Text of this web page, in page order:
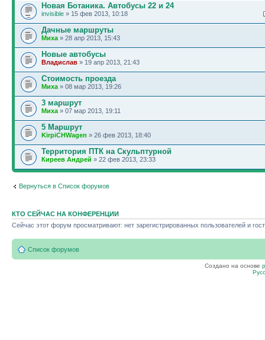
Новая Ботаника. Автобусы 22 и 24
invisible » 15 фев 2013, 10:18
Дачные маршруты
Миха » 28 апр 2013, 15:43
Новые автобусы
Владислав » 19 апр 2013, 21:43
Стоимость проезда
Миха » 08 мар 2013, 19:26
3 маршрут
Миха » 07 мар 2013, 19:11
5 Маршрут
KirpiCHWagen » 26 фев 2013, 18:40
Территория ПТК на Скульптурной
Киреев Андрей » 22 фев 2013, 23:33
Вернуться в Список форумов
КТО СЕЙЧАС НА КОНФЕРЕНЦИИ
Сейчас этот форум просматривают: нет зарегистрированных пользователей и
Список форумов
Создано на основе